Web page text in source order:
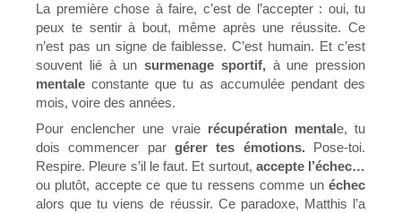
La première chose à faire, c’est de l’accepter : oui, tu
peux te sentir à bout, même après une réussite. Ce
n’est pas un signe de faiblesse. C’est humain. Et c’est
souvent lié à un surmenage sportif,à une pression
mentale constante que tu as accumulée pendant des
mois, voire des années.
Pour enclencher une vraie récupération mentale, tu
dois commencer pargérer tes émotions.Pose-toi.
Respire. Pleure s’il le faut. Et surtout, accepte l’échec…
ou plutôt, accepte ce que tu ressens comme un échec
alors que tu viens de réussir. Ce paradoxe, Matthis l’a